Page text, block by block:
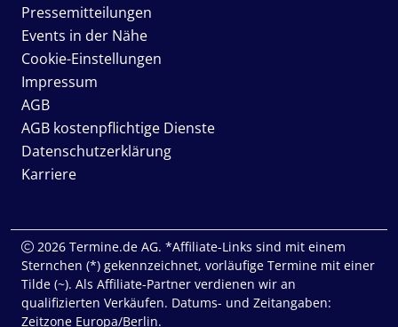
Pressemitteilungen
Events in der Nähe
Cookie-Einstellungen
Impressum
AGB
AGB kostenpflichtige Dienste
Datenschutzerklärung
Karriere
2026 Termine.de AG. *Affiliate-Links sind mit einem
Sternchen (*) gekennzeichnet, vorläufige Termine mit einer
Tilde (~). Als Affiliate-Partner verdienen wir an
qualifizierten Verkäufen. Datums- und Zeitangaben:
Zeitzone Europa/Berlin.